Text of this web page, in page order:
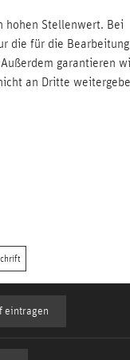
hohen Stellenwert. Bei
die für die Bearbeitung
garantieren
an Dritte
eintragen